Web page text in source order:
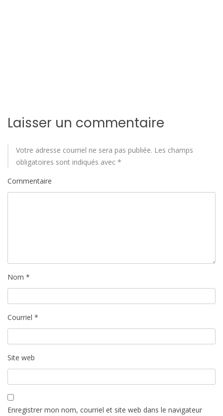
a
r
t
i
Laisser un commentaire
Votre adresse courriel ne sera pas publiée. Les champs
obligatoires sont indiqués avec *
Commentaire
Nom *
Courriel *
Site web
Enregistrer mon nom, courriel et site web dans le navigateur